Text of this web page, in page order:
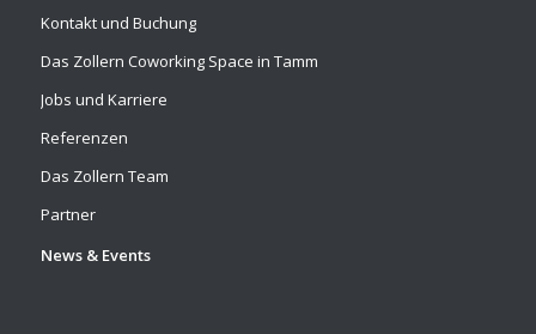
Kontakt und Buchung
Das Zollern Coworking Space in Tamm
Jobs und Karriere
Referenzen
Das Zollern Team
Partner
News & Events